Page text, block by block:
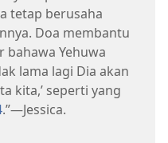
tetap berusaha
Doa membantu
bahawa Yehuwa
lama lagi Dia akan
kita,’ seperti yang
.”​—Jessica.